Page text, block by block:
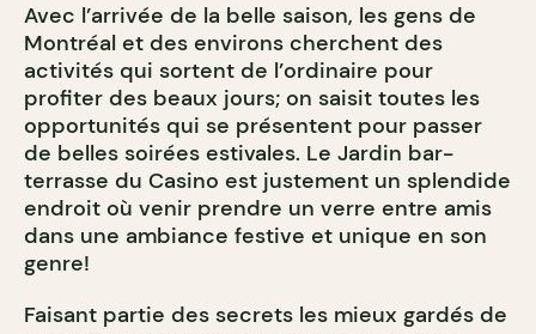
Avec l’arrivée de la belle saison, les gens de
Montréal et des environs cherchent des
activités qui sortent de l’ordinaire pour
profiter des beaux jours; on saisit toutes les
opportunités qui se présentent pour passer
de belles soirées estivales. Le Jardin bar-
terrasse du Casino est justement un splendide
endroit où venir prendre un verre entre amis
dans une ambiance festive et unique en son
genre!
Faisant partie des secrets les mieux gardés de